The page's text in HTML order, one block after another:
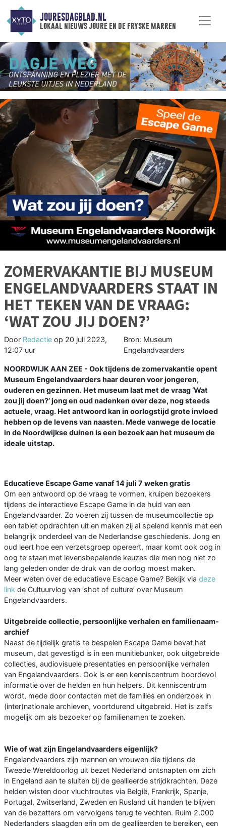
JOURESDAGBLAD.NL
lokaal nieuws joure en de fryske marren
ZOMERVAKANTIE BIJ MUSEUM
ENGELANDVAARDERS STAAT IN
HET TEKEN VAN DE VRAAG:
‘WAT ZOU JIJ DOEN?’
Door Redactie op 20 juli 2023,
12:07 uur
Bron: Museum
Engelandvaarders
NOORDWIJK AAN ZEE - Ook tijdens de zomervakantie opent
Museum Engelandvaarders haar deuren voor jongeren,
ouderen en gezinnen. Het museum laat met de vraag ‘Wat
zou jij doen?’ jong en oud nadenken over deze, nog steeds
actuele, vraag. Het antwoord kan in oorlogstijd grote invloed
hebben op de levens van naasten. Mede vanwege de locatie
in de Noordwijkse duinen is een bezoek aan het museum de
ideale uitstap.
Educatieve Escape Game vanaf 14 juli 7 weken gratis
Om een antwoord op de vraag te vormen, kruipen bezoekers
tijdens de interactieve Escape Game in de huid van een
Engelandvaarder. Zo voeren zij tussen de museumcollectie op
een tablet opdrachten uit en maken zij al spelend kennis met een
belangrijk onderdeel van de Nederlandse geschiedenis. Jong en
oud leert hoe een verzetsgroep opereert, maar komt ook oog in
oog te staan met levensbepalende keuzes die men nog niet zo
lang geleden onder de druk van de oorlog moest maken.
Meer weten over de educatieve Escape Game? Bekijk via deze
link de Cultuurvlog van ‘shot of culture’ over Museum
Engelandvaarders.
Uitgebreide collectie, persoonlijke verhalen en familienaam-
archief
Naast de tijdelijk gratis te bespelen Escape Game bevat het
museum, dat gevestigd is in een munitiebunker, ook uitgebreide
collecties, audiovisuele presentaties en persoonlijke verhalen
van Engelandvaarders. Ook is er een kenniscentrum boordevol
informatie over de helden en hun helpers. Dit kenniscentrum
wordt, mede door contacten met de families en onderzoek in
(inter)nationale archieven, voortdurend uitgebreid. Het is zelfs
mogelijk om als bezoeker op familienamen te zoeken.
Wie of wat zijn Engelandvaarders eigenlijk?
Engelandvaarders zijn mannen en vrouwen die tijdens de
Tweede Wereldoorlog uit bezet Nederland ontsnapten om zich
in Engeland aan te sluiten bij de geallieerde strijdkrachten. Deze
helden wisten door vluchtroutes via België, Frankrijk, Spanje,
Portugal, Zwitserland, Zweden en Rusland uit handen te blijven
van de bezetters om vervolgens terug te vechten. Ruim 2.000
Nederlanders slaagden erin om de geallieerden te bereiken, een